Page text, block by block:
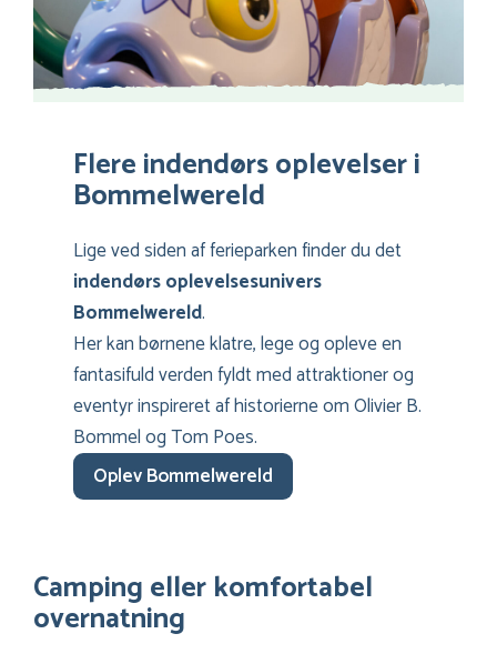
Flere indendørs oplevelser i
Bommelwereld
Lige ved siden af ferieparken finder du det
indendørs oplevelsesunivers
Bommelwereld.
Her kan børnene klatre, lege og opleve en
fantasifuld verden fyldt med attraktioner og
eventyr inspireret af historierne om Olivier B.
Bommel og Tom Poes.
Oplev Bommelwereld
Camping eller komfortabel
overnatning